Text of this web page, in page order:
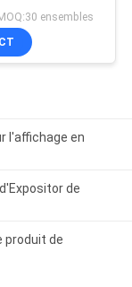
ensembles
l'affichage en
de
produit de